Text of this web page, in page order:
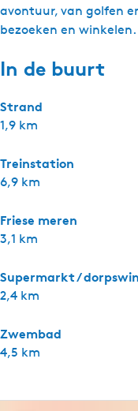
avontuur, van golfen
bezoeken en winkelen.
In de buurt
Strand
1,9 km
Treinstation
6,9 km
Friese meren
3,1 km
Supermarkt /
2,4 km
Zwembad
4,5 km